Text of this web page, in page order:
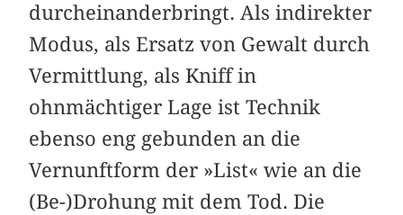
durcheinanderbringt. Als indirekter
Modus, als Ersatz von Gewalt durch
Vermittlung, als Kniff in
ohnmächtiger Lage ist Technik
ebenso eng gebunden an die
Vernunftform der »List« wie an die
(Be-)Drohung mit dem Tod. Die